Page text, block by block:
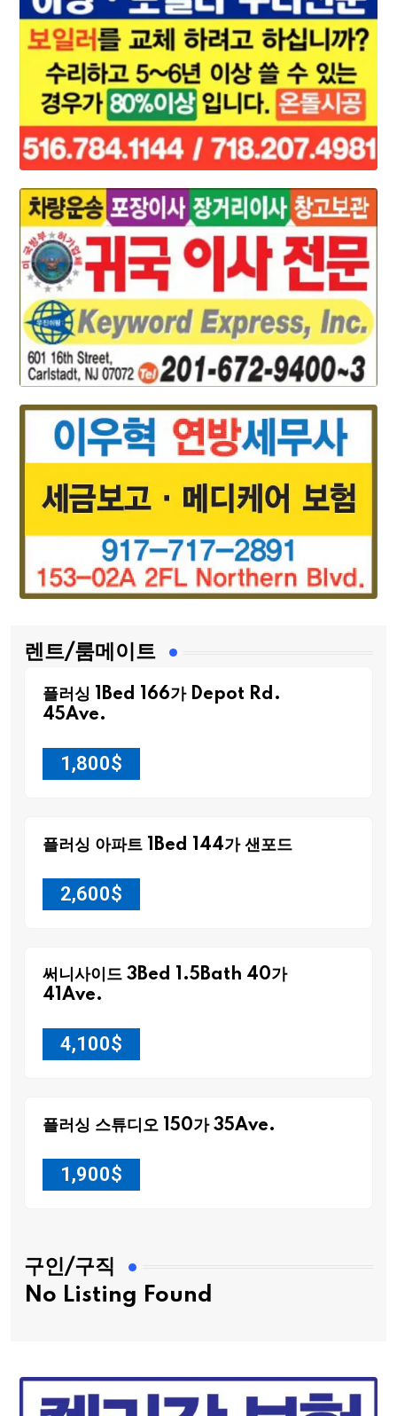
렌트/룸메이트
플러싱 1Bed 166가 Depot Rd.
45Ave.
1,800$
플러싱 아파트 1Bed 144가 샌포드
2,600$
써니사이드 3Bed 1.5Bath 40가
41Ave.
4,100$
플러싱 스튜디오 150가 35Ave.
1,900$
구인/구직
No Listing Found